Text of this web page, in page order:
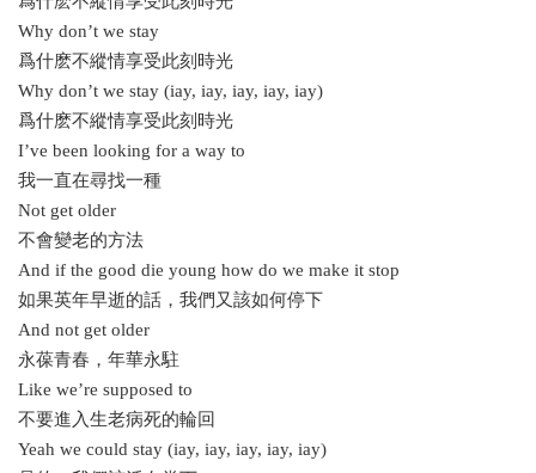
Why don’t we stay
爲什麽不縱情享受此刻時光
Why don’t we stay (iay, iay, iay, iay, iay)
爲什麽不縱情享受此刻時光
I’ve been looking for a way to
我一直在尋找一種
Not get older
不會變老的方法
And if the good die young how do we make it stop
如果英年早逝的話，我們又該如何停下
And not get older
永葆青春，年華永駐
Like we’re supposed to
不要進入生老病死的輪回
Yeah we could stay (iay, iay, iay, iay, iay)